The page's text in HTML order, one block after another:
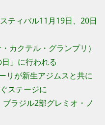
ティバル11月19日、20日
カクテル・グランプリ）
」に行われる
リが新生アジムスと共に
ステージに
ラジル2部グレミオ・ノ